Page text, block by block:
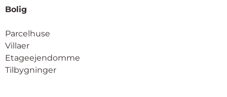
Bolig
Parcelhuse
Villaer
Etageejendomme
Tilbygninger